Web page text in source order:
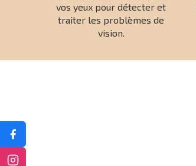
vos yeux pour détecter et
traiter les problèmes de
vision.